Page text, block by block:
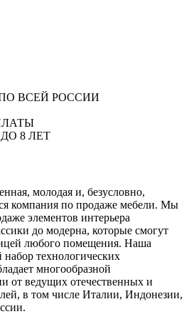
ВСЕЙ РОССИИ
8 ЛЕТ
молодая и, безусловно,
компания по продаже мебели. Мы
элементов интерьера
до модерна, которые смогут
любого помещения. Наша
технологических
многообразной
от ведущих отечественных и
в том числе Италии, Индонезии,